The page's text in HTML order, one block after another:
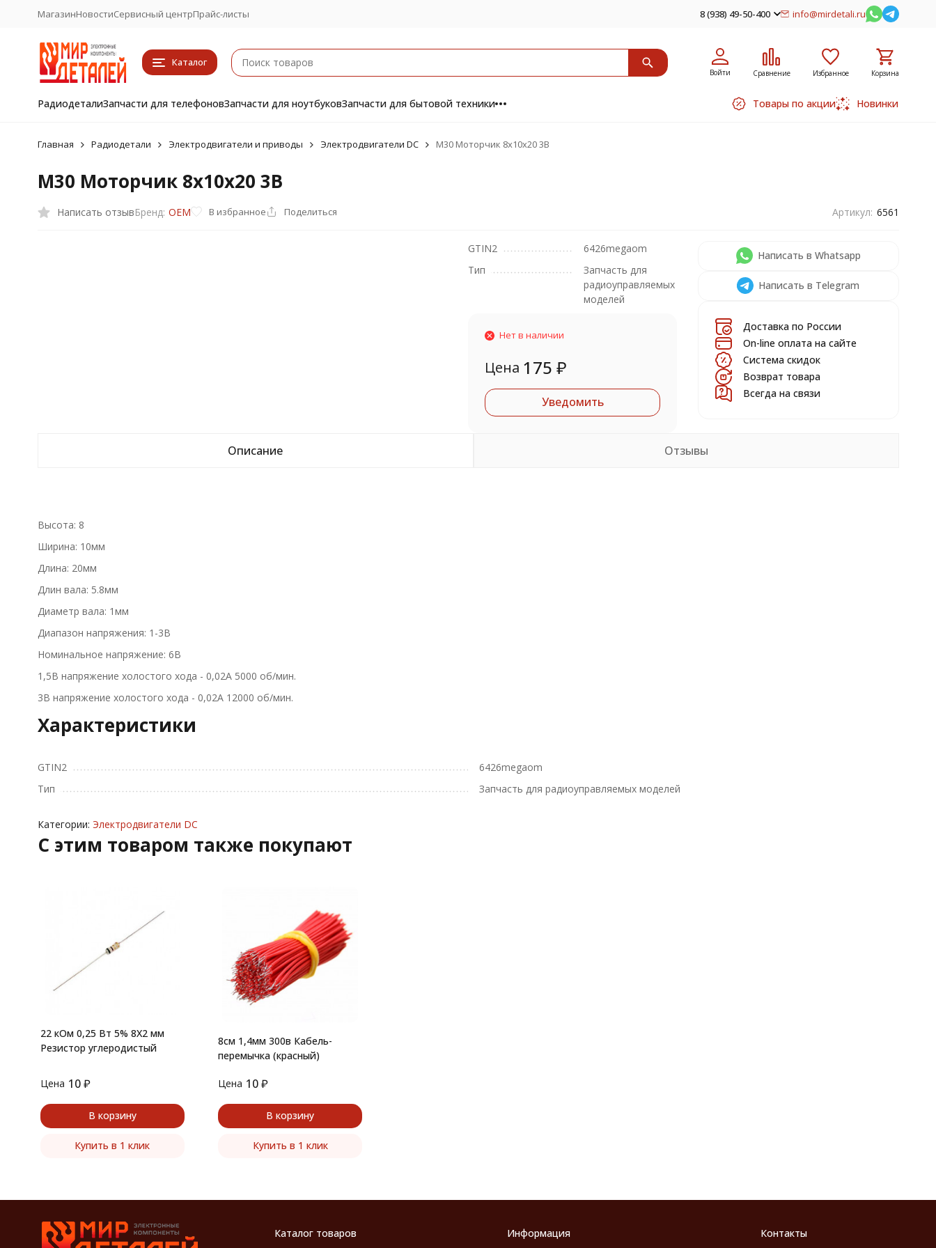
МагазинНовостиСервисный центрПрайс-листы 8 (938) 49-50-400 info@mirdetali.ru
Каталог
Войти Сравнение Избранное Корзина
РадиодеталиЗапчасти для телефоновЗапчасти для ноутбуковЗапчасти для бытовой техники Товары по акции Новинки
Главная Радиодетали Электродвигатели и приводы Электродвигатели DC M30 Моторчик 8х10х20 3В
M30 Моторчик 8х10х20 3В
Написать отзывБренд: OEM В избранное Поделиться Артикул: 6561
GTIN2
6426megaom
Тип
Запчасть для
радиоуправляемых
моделей
Нет в наличии
Цена 175 ₽
Уведомить
Написать в Whatsapp
Написать в Telegram
Доставка по России
On-line оплата на сайте
Система скидок
Возврат товара
Всегда на связи
Описание Отзывы
Высота: 8
Ширина: 10мм
Длина: 20мм
Длин вала: 5.8мм
Диаметр вала: 1мм
Диапазон напряжения: 1-3В
Номинальное напряжение: 6В
1,5В напряжение холостого хода - 0,02A 5000 об/мин.
3В напряжение холостого хода - 0,02A 12000 об/мин.
Характеристики
GTIN2
6426megaom
Тип
Запчасть для радиоуправляемых моделей
Категории: Электродвигатели DC
C этим товаром также покупают
22 кОм 0,25 Вт 5% 8X2 мм
Резистор углеродистый
Цена 10 ₽
В корзину
Купить в 1 клик
8см 1,4мм 300в Кабель-
перемычка (красный)
Цена 10₽
В корзину
Купить в 1 клик
Каталог товаров Информация Контакты